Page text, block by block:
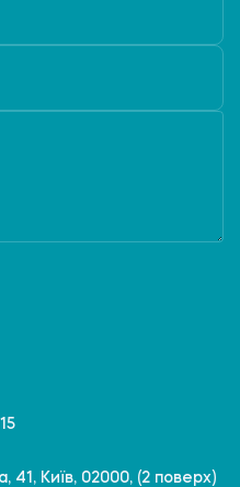
41, Київ, 02000, (2 поверх)